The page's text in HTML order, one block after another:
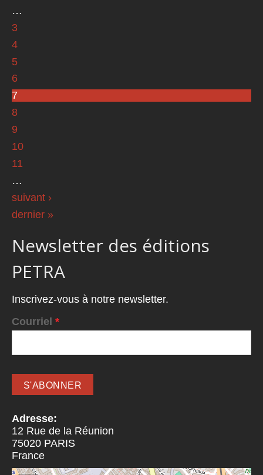
…
3
4
5
6
7
8
9
10
11
…
suivant ›
dernier »
Newsletter des éditions
PETRA
Inscrivez-vous à notre newsletter.
Courriel *
Adresse:
12 Rue de la Réunion
75020 PARIS
France